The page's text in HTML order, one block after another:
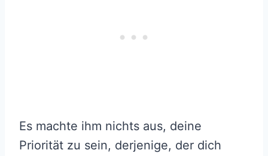
Es machte ihm nichts aus, deine
Priorität zu sein, derjenige, der dich